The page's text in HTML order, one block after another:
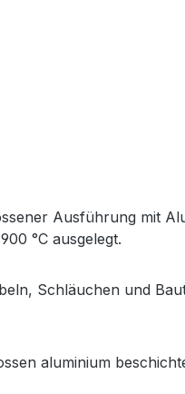
Ausführung mit
°C ausgelegt.
Schläuchen und
aluminium